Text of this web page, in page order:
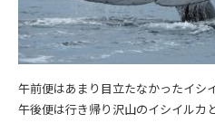
午前便はあまり目立たなかったイシ
午後便は行き帰り沢山のイシイルカ